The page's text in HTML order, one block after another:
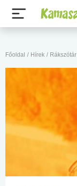
Főoldal / Hírek / Rákszótár